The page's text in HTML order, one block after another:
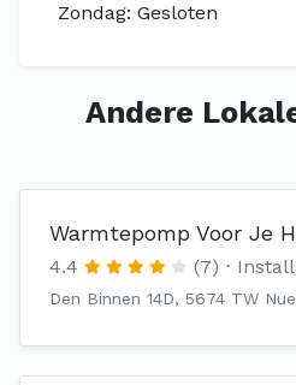
Zondag: Gesloten
Andere
Warmtepomp Voor Je
4.4 (7)
Den Binnen 14D, 5674 TW